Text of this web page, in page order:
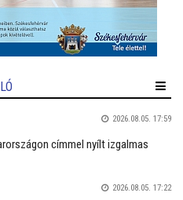
2026.08.05. 17:59
címmel nyílt izgalmas
2026.08.05. 17:22